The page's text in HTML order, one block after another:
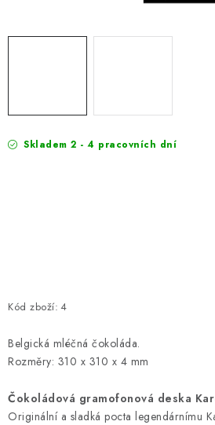
Skladem 2 - 4 pracovních dní
Kód zboží: 4
Belgická mléčná čokoláda.
Rozměry: 310 x 310 x 4 mm
Čokoládová gramofonová deska
Originální a sladká pocta legendárnímu